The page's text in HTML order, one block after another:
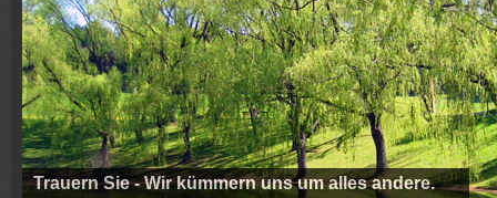
Trauern Sie - Wir kümmern uns um alles andere.